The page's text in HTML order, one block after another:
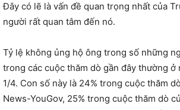
Đây có lẽ là vấn đề quan trọng nhất của
người rất quan tâm đến nó.
Tỷ lệ không ủng hộ ông trong số những
trong các cuộc thăm dò gần đây thường ở
1/4. Con số này là 24% trong cuộc thăm
News-YouGov, 25% trong cuộc thăm dò